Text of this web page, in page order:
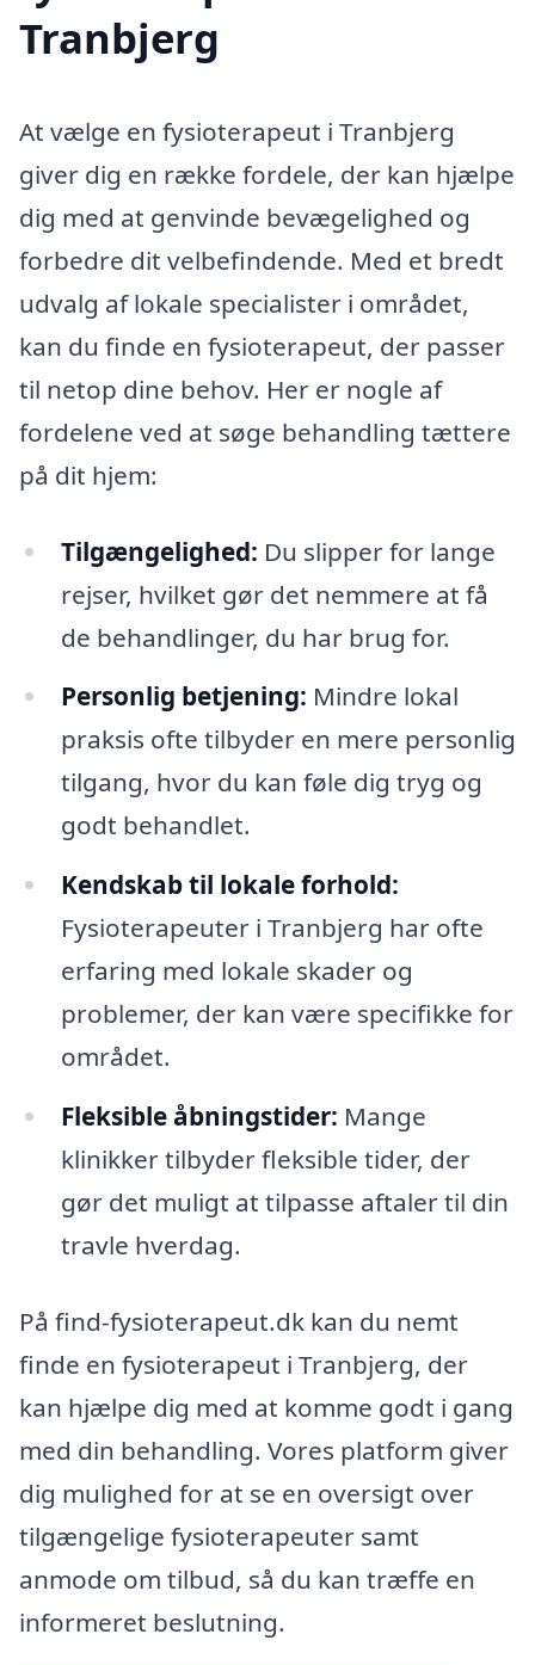
Tranbjerg
At vælge en fysioterapeut i Tranbjerg
giver dig en række fordele, der kan hjælpe
dig med at genvinde bevægelighed og
forbedre dit velbefindende. Med et bredt
udvalg af lokale specialister i området,
kan du finde en fysioterapeut, der passer
til netop dine behov. Her er nogle af
fordelene ved at søge behandling tættere
på dit hjem:
Tilgængelighed: Du slipper for lange
rejser, hvilket gør det nemmere at få
de behandlinger, du har brug for.
Personlig betjening: Mindre lokal
praksis ofte tilbyder en mere personlig
tilgang, hvor du kan føle dig tryg og
godt behandlet.
Kendskab til lokale forhold:
Fysioterapeuter i Tranbjerg har ofte
erfaring med lokale skader og
problemer, der kan være specifikke for
området.
Fleksible åbningstider: Mange
klinikker tilbyder fleksible tider, der
gør det muligt at tilpasse aftaler til din
travle hverdag.
På find-fysioterapeut.dk kan du nemt
finde en fysioterapeut i Tranbjerg, der
kan hjælpe dig med at komme godt i gang
med din behandling. Vores platform giver
dig mulighed for at se en oversigt over
tilgængelige fysioterapeuter samt
anmode om tilbud, så du kan træffe en
informeret beslutning.